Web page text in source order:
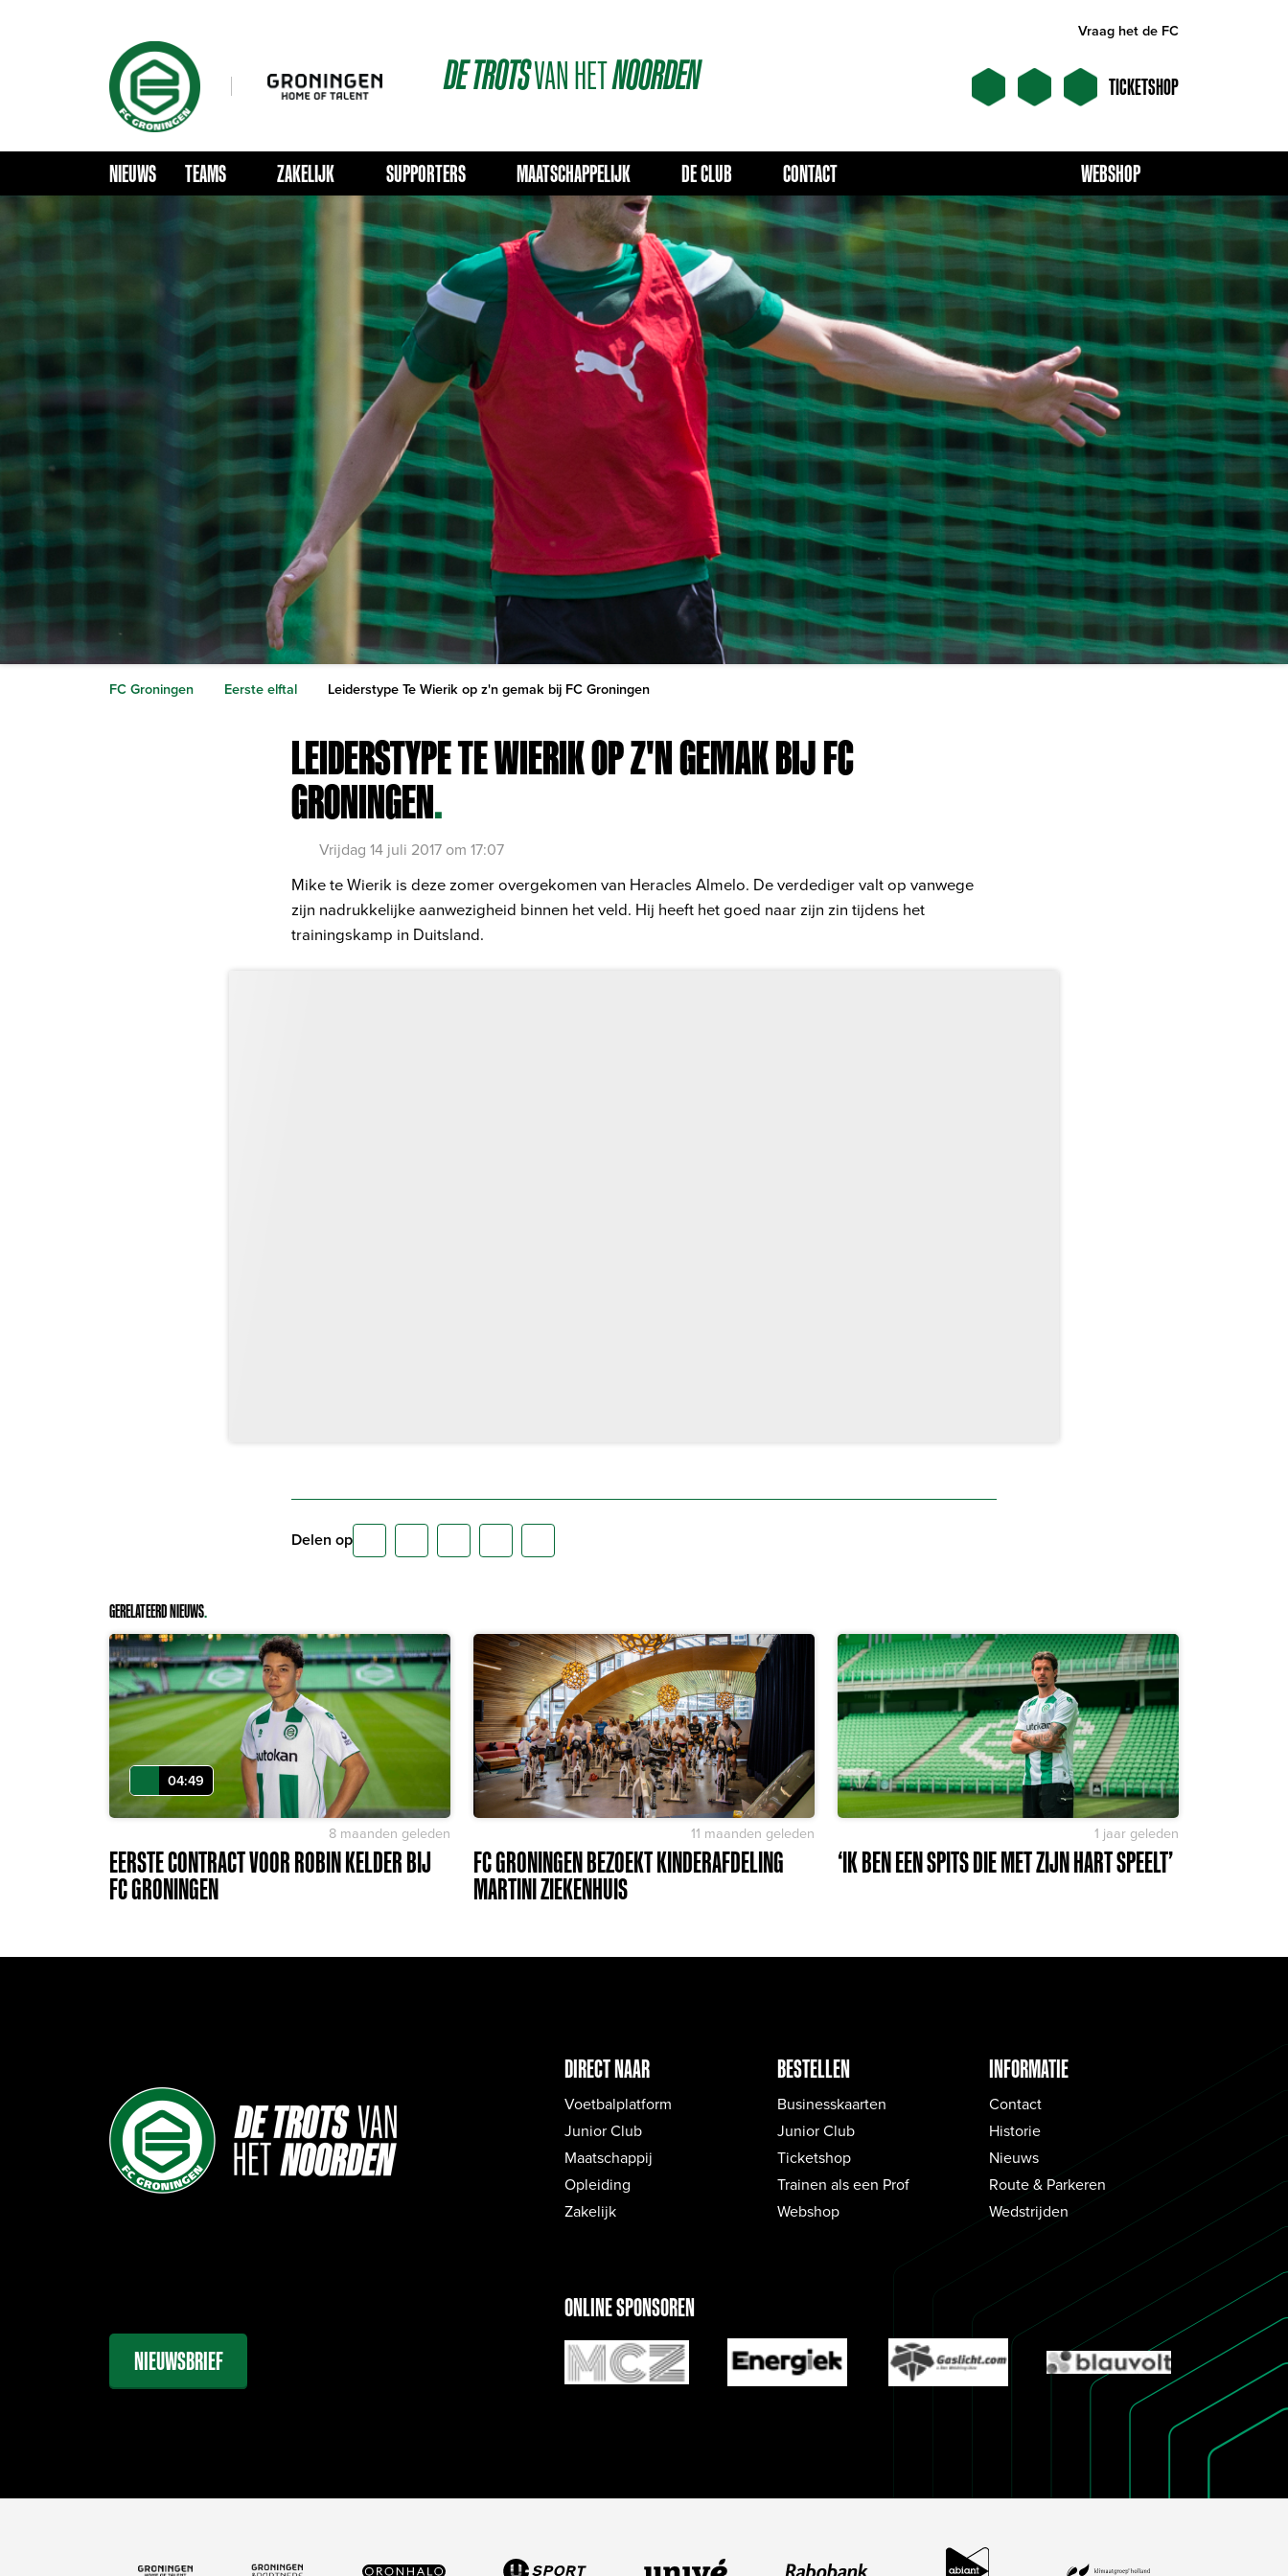
Vraag het de FC
DETROTSVANHETNOORDEN TICKETSHOP
NIEUWS TEAMS ZAKELIJK SUPPORTERS MAATSCHAPPELIJK DE CLUB CONTACT WEBSHOP
FC Groningen Eerste elftal Leiderstype Te Wierik op z'n gemak bij FC Groningen
LEIDERSTYPE TE WIERIK OP Z'N GEMAK BIJ FC
GRONINGEN.
Vrijdag 14 juli 2017 om 17:07
Mike te Wierik is deze zomer overgekomen van Heracles Almelo. De verdediger valt op vanwege
zijn nadrukkelijke aanwezigheid binnen het veld. Hij heeft het goed naar zijn zin tijdens het
trainingskamp in Duitsland.
Delen op
GERELATEERD NIEUWS.
04:49
8 maanden geleden
EERSTE CONTRACT VOOR ROBIN KELDER BIJ
FC GRONINGEN
11 maanden geleden
FC GRONINGEN BEZOEKT KINDERAFDELING
MARTINI ZIEKENHUIS
1 jaar geleden
‘IK BEN EEN SPITS DIE MET ZIJN HART SPEELT’
DIRECT NAAR
Voetbalplatform
Junior Club
Maatschappij
Opleiding
Zakelijk
BESTELLEN
Businesskaarten
Junior Club
Ticketshop
Trainen als een Prof
Webshop
INFORMATIE
Contact
Historie
Nieuws
Route & Parkeren
Wedstrijden
NIEUWSBRIEF
ONLINE SPONSOREN